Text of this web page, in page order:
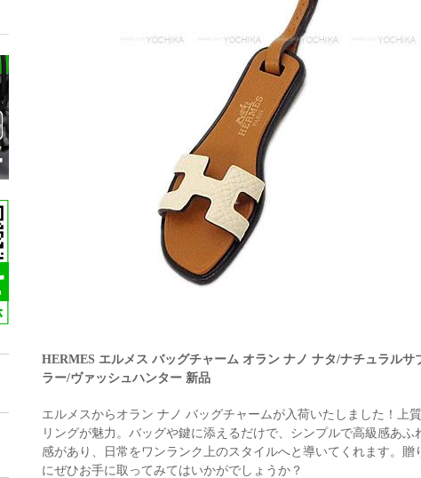
HERMES エルメス バッグチャーム オラン ナノ ナタ/ナチュラル
ラー/ヴァッシュハンター 新品
エルメスからオラン ナノ バッグチャームが入荷いたしました！上
リングが魅力。バッグや鍵に添えるだけで、シンプルで高級感あ
感があり、日常をワンランク上のスタイルへと導いてくれます。
にぜひお手に取ってみてはいかがでしょうか？